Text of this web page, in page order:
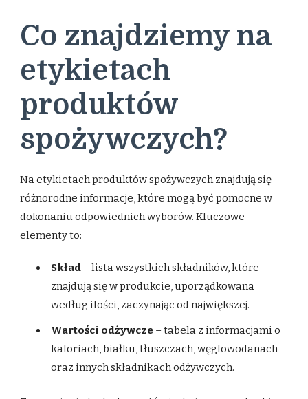
Co znajdziemy na
etykietach
produktów
spożywczych?
Na etykietach produktów spożywczych znajdują się
różnorodne informacje, które mogą być pomocne w
dokonaniu odpowiednich wyborów. Kluczowe
elementy to:
Skład – lista wszystkich składników, które
znajdują się w produkcie, uporządkowana
według ilości, zaczynając od największej.
Wartości odżywcze – tabela z informacjami o
kaloriach, białku, tłuszczach, węglowodanach
oraz innych składnikach odżywczych.